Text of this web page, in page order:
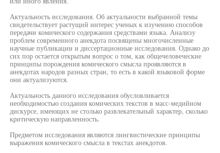
Актуальность исследования. Об актуальности выбранной темы
свидетельствует растущий интерес ученых к изучению способов
передачи комического содержания средствами языка. Анализу
проблем современного анекдота посвящены многочисленные
научные публикации и диссертационные исследования. Однако до
сих пор остается открытым вопрос о том, как общечеловеческие
принципы порождения комического смысла проявляются в
анекдотах народов разных стран, то есть в какой языковой форме
они актуализуются.
Актуальность данного исследования обусловливается
необходимостью создания комических текстов в масс-медийном
дискурсе, имеющих не столько развлекательный характер, сколько
критическую направленность.
Предметом исследования являются лингвистические принципы
выражения комического смысла в текстах анекдотов.